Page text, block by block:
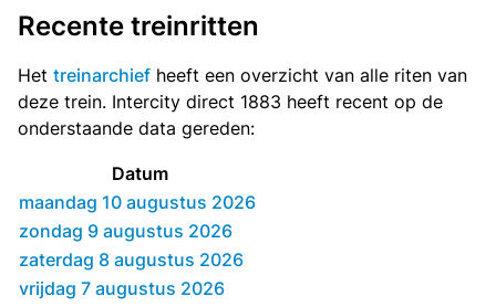
Recente treinritten
Het treinarchief heeft een overzicht van alle riten van
deze trein. Intercity direct 1883 heeft recent op de
onderstaande data gereden:
Datum
maandag 10 augustus 2026
zondag 9 augustus 2026
zaterdag 8 augustus 2026
vrijdag 7 augustus 2026